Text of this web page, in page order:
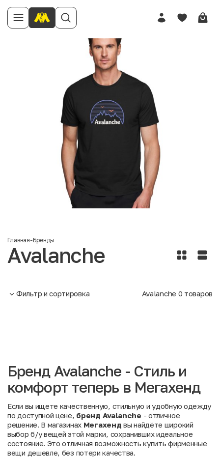
Главная-Бренды
Avalanche
Фильтр и сортировка Avalanche 0 товаров
Бренд Avalanche - Стиль и
комфорт теперь в Мегахенд
Если вы ищете качественную, стильную и удобную одежду
по доступной цене, бренд Avalanche - отличное
решение. В магазинах Мегахенд вы найдёте широкий
выбор б/у вещей этой марки, сохранивших идеальное
состояние. Это отличная возможность купить фирменные
вещи дешевле, без потери качества.